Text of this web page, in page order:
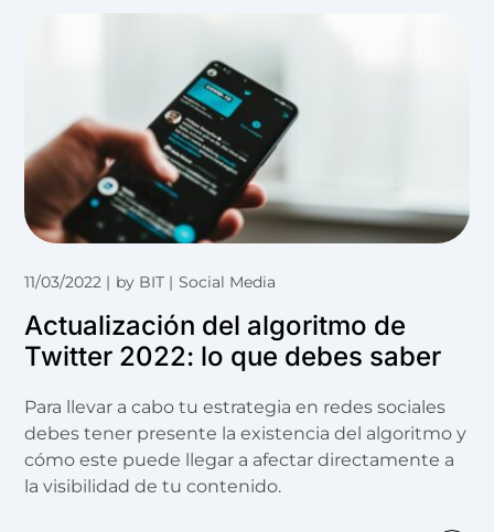
11/03/2022 by BIT Social Media
Actualización del algoritmo de
Twitter 2022: lo que debes saber
Para llevar a cabo tu estrategia en redes sociales
debes tener presente la existencia del algoritmo y
cómo este puede llegar a afectar directamente a
la visibilidad de tu contenido.